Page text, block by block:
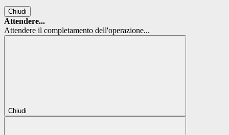
Chiudi
Attendere...
Attendere il completamento dell'operazione...
Chiudi